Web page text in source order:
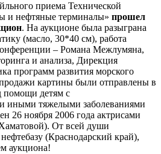
приема Технической
и нефтяные терминалы» прошел
. На аукционе была разыграна
(масло, 30*40 см), работа
– Романа Межлумяна,
и анализа, Дирекция
программ развития морского
картины были отправлены в
помощи детям с
иными тяжелыми заболеваниями
26 ноября 2006 года актрисами
От всей души
(Краснодарский край),
аукциона!